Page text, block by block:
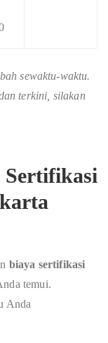
sewaktu-waktu.
terkini, silakan
Sertifikasi
biaya sertifikasi
temui.
Anda